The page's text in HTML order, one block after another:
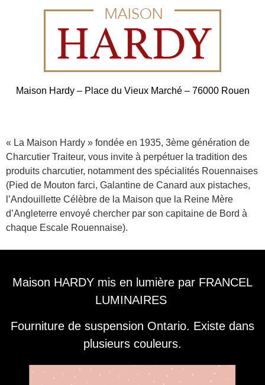
Maison Hardy – Place du Vieux Marché – 76000 Rouen
« La Maison Hardy » fondée en 1935, 3ème génération de
Charcutier Traiteur, vous invite à perpétuer la tradition des
produits charcutier, notamment des spécialités Rouennaises
(Pied de Mouton farci, Galantine de Canard aux pistaches,
l’Andouillette Célèbre de la Maison que la Reine Mère
d’Angleterre envoyé chercher par son capitaine de Bord à
chaque Escale Rouennaise).
Maison HARDY mis en lumière par FRANCEL
LUMINAIRES
Fourniture de suspension Ontario. Existe dans
plusieurs couleurs.